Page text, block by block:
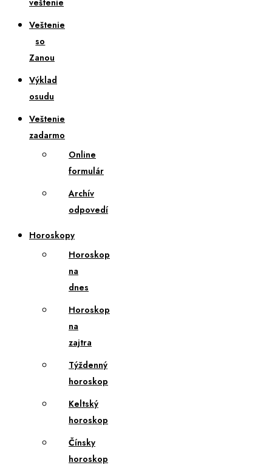
veštenie
Veštenie
so
Zanou
Výklad
osudu
Veštenie
zadarmo
Online
formulár
Archív
odpovedí
Horoskopy
Horoskop
na
dnes
Horoskop
na
zajtra
Týždenný
horoskop
Keltský
horoskop
Čínsky
horoskop